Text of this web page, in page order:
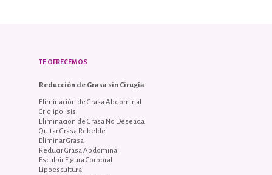
TE OFRECEMOS
Reducción de Grasa sin Cirugía
Eliminación de Grasa Abdominal
Criolipolisis
Eliminación de Grasa No Deseada
Quitar Grasa Rebelde
Eliminar Grasa
Reducir Grasa Abdominal
Esculpir Figura Corporal
Lipoescultura